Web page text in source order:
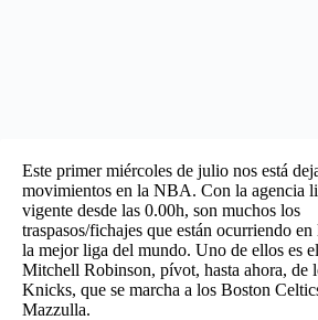
Este primer miércoles de julio nos está
movimientos en la NBA. Con la agencia
vigente desde las 0.00h, son muchos los
traspasos/fichajes que están ocurriendo
la mejor liga del mundo. Uno de ellos es
Mitchell Robinson, pívot, hasta ahora, de
Knicks, que se marcha a los Boston
Mazzulla.